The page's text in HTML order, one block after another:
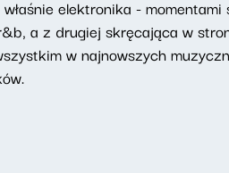
elektronika -
a z drugiej skręcająca w
w najnowszych